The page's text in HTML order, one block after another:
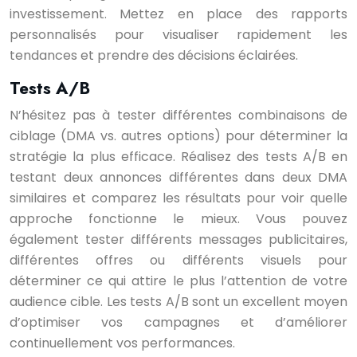
investissement. Mettez en place des rapports
personnalisés pour visualiser rapidement les
tendances et prendre des décisions éclairées.
Tests A/B
N’hésitez pas à tester différentes combinaisons de
ciblage (DMA vs. autres options) pour déterminer la
stratégie la plus efficace. Réalisez des tests A/B en
testant deux annonces différentes dans deux DMA
similaires et comparez les résultats pour voir quelle
approche fonctionne le mieux. Vous pouvez
également tester différents messages publicitaires,
différentes offres ou différents visuels pour
déterminer ce qui attire le plus l’attention de votre
audience cible. Les tests A/B sont un excellent moyen
d’optimiser vos campagnes et d’améliorer
continuellement vos performances.